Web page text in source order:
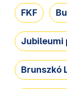
FKF
Jubileumi
Brunszkó